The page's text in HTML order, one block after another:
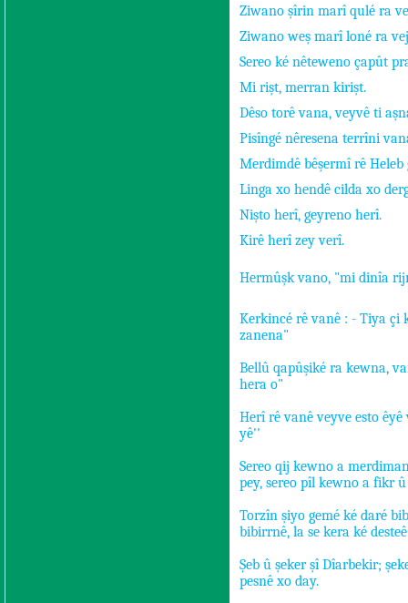
Ziwano şîrin marî qulé ra
Ziwano weş marî loné ra
Sereo ké nêteweno çapût
Mi rişt, merran kirişt.
Dêso torê vana, veyvê ti
Pisîngé nêresena terrîni
Merdimdê bêşermî rê Heleb
Linga xo hendê cilda xo
Nişto herî, geyreno herî.
Kirê herî zey verî.
Hermûşk vano, "mi dinîa
Kerkincé rê vanê : - Tiya çi
zanena"
Bellû qapûşiké ra kewna,
hera o"
Herî rê vanê veyve esto
yê''
Sereo qij kewno a
pey, sereo pîl kewno a fikr
Torzîn şiyo gemé ké daré
bibirrnê, la se kera ké
Şeb û şeker şî Dîarbekir;
pesnê xo day.